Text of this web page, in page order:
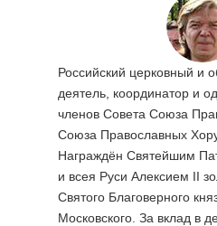
Российский церковный и
деятель, координатор и
членов Совета Союза
Союза Православных
Награждён Святейшим
и всея Руси Алексием II
Святого Благоверного
Московского. За вклад в